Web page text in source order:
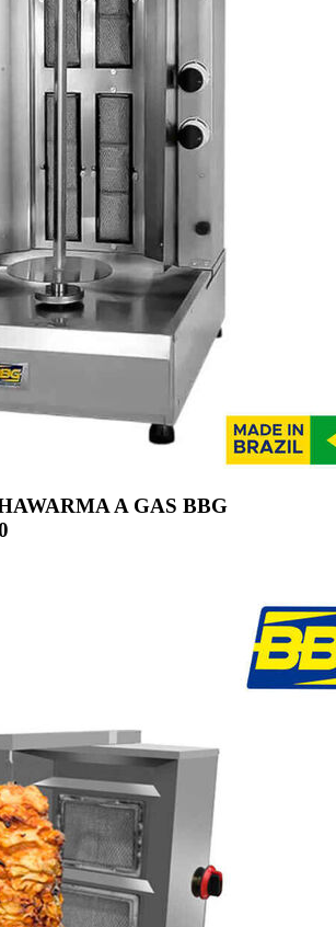
A GAS BBG